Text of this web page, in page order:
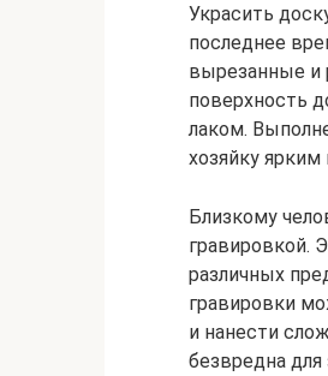
Украсить
последнее
вырезанные и
поверхность
лаком.
хозяйку
Близкому
гравировкой.
различных
гравировки
и нанести
безвредна